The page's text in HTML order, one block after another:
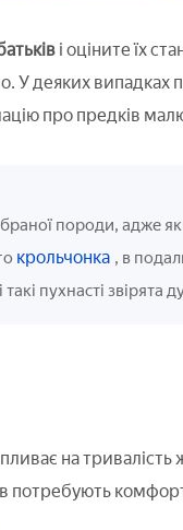
і оціните їх
деяких випадках
про предків
породи, адже
крольчонка , в
пухнасті звірята
на тривалість
потребують